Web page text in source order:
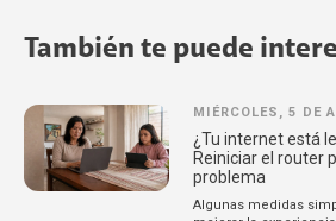
También te puede
MIÉRCOLES, 5 DE
¿Tu internet está
Reiniciar el router
problema
Algunas medidas